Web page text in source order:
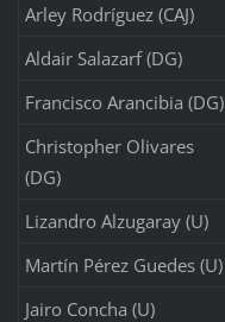
Arley Rodríguez (CAJ)
Aldair Salazarf (DG)
Francisco Arancibia (DG)
Christopher Olivares
(DG)
Lizandro Alzugaray (U)
Martín Pérez Guedes (U)
Jairo Concha (U)